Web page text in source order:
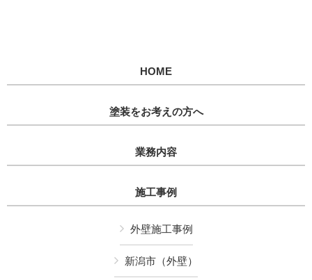
HOME
塗装をお考えの方へ
業務内容
施工事例
外壁施工事例
新潟市（外壁）